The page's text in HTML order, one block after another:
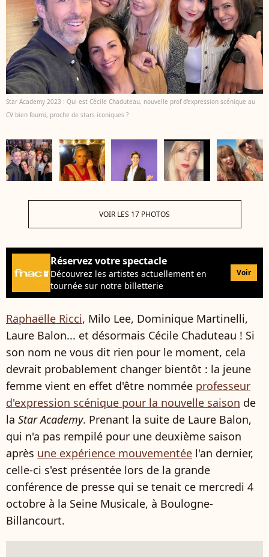
Star Academy 2023 : Qui est Cécile Chaduteau, nouvelle prof d'expression scénique au
CV bien fourni, proche de stars iconiques ?
VOIR LES 17 PHOTOS
Réservez votre spectacle
Découvrez les artistes actuellement en
tournée sur notre billetterie
Voir
Raphaëlle Ricci, Milo Lee, Dominique Martinelli,
Laure Balon... et désormais Cécile Chaduteau ! Si
son nom ne vous dit rien pour le moment, cela
devrait probablement changer bientôt : la jeune
femme vient en effet d'être nommée professeur
d'expression scénique pour la nouvelle saison de
la Star Academy. Prenant la suite de Laure Balon,
qui n'a pas rempilé pour une deuxième saison
après une expérience mouvementée l'an dernier,
celle-ci s'est présentée lors de la grande
conférence de presse qui se tenait ce mercredi 4
octobre à la Seine Musicale, à Boulogne-
Billancourt.